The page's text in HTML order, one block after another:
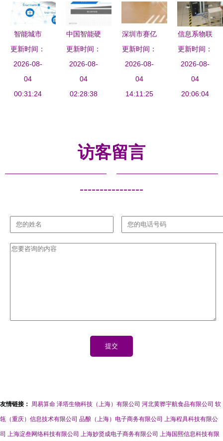
未来
度
智能城市
物联网技术
服务引领的
未来之城
更新时间：
2026-08-
04
00:31:24
中国智能硬
件创新产业
发展分析
（2017）
——物联网
更新时间：
2026-08-
04
02:28:38
深圳市赛亿
科技开发有
限公司 赋
能物联网行
业革新的技
更新时间：
2026-08-
04
14:11:25
信息系物联
网技能组暑
期一阶段集
训总结——
聚焦物联网
更新时间：
2026-08-
04
20:06:04
访客留言
----------------
友情链接： 周易算命 泽塔生物科技（上海）有限公司 河北黄骅宇航食品有限公司 软
瓴（重庆）信息技术有限公司 品酿（上海）电子商务有限公司 上海程具科技有限公
司 上海淀叁网络科技有限公司 上海妙贤成电子商务有限公司 上海国熙信息科技有限